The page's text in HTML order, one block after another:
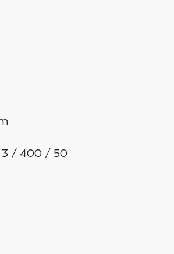
3 / 400 / 50